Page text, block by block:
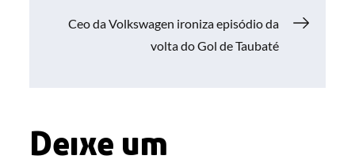
de
Ceo da Volkswagen ironiza episódio da
volta do Gol de Taubaté
Deixe um